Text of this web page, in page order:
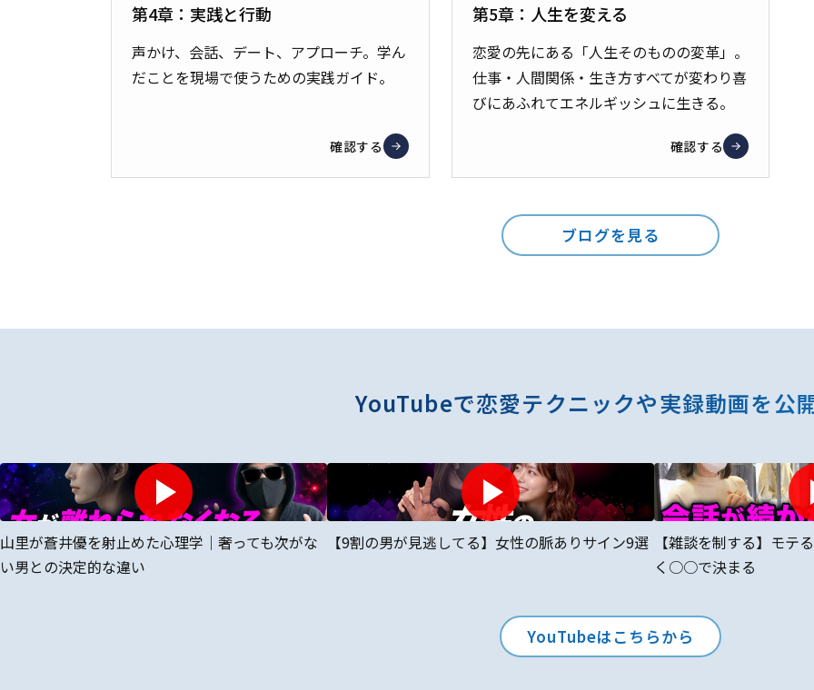
第4章：実践と行動
声かけ、会話、デート、アプローチ。学ん
だことを現場で使うための実践ガイド。
確認する
第5章：人生を変える
恋愛の先にある「人生そのものの変革」。
仕事・人間関係・生き方すべてが変わり喜
びにあふれてエネルギッシュに生きる。
確認する
ブログを見る
YouTubeで恋愛テクニックや実録動画を公
山里が蒼井優を射止めた心理学｜奢っても次がな
い男との決定的な違い
【9割の男が見逃してる】女性の脈ありサイン9選
【雑談を制する】モテ
く○○で決まる
YouTubeはこちらから